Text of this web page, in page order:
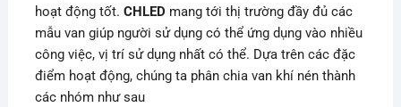
hoạt động tốt. CHLED mang tới thị trường đầy đủ các
mẫu van giúp người sử dụng có thể ứng dụng vào nhiều
công việc, vị trí sử dụng nhất có thể. Dựa trên các đặc
điểm hoạt động, chúng ta phân chia van khí nén thành
các nhóm như sau